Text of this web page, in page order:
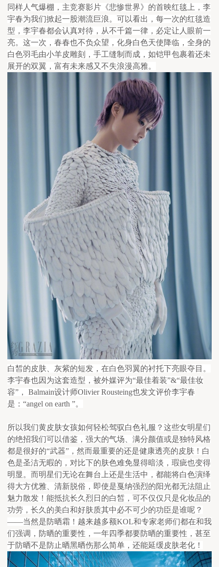
同样人气爆棚，主竞赛影片《悲惨世界》的首映红毯上，李
宇春为我们掀起一股潮流巨浪。可以看出，每一次的红毯造
型，李宇春都会认真对待，从不千篇一律，必定让人眼前一
亮。这一次，春春也不负众望，化身白色天使降临，全身的
白色羽毛由小羊皮雕刻，手工缝制而成，如铠甲包裹着还未
展开的双翼，富有未来感又不失浪漫高雅。
白皙的皮肤、灰紫的短发，在白色羽翼的衬托下亮眼夺目。
李宇春也因为这套造型，被外媒评为“最佳着装”&“最佳妆
容”， Balmain设计师Olivier Rousteing也发文评价李宇春
是：“angel on earth ”。
所以我们黄皮肤女孩如何轻松驾驭白色礼服？这些女明星们
的绝招我们可以借鉴，强大的气场、满分颜值或是独特风格
都是很好的“武器”，然而最重要的还是健康透亮的皮肤！白
色是圣洁无暇的，对比下的肤色难免显得暗淡，瑕疵也变得
明显。而明星们无论在舞台上还是生活中，都能将白色演绎
得大方优雅、清新脱俗，即使是戛纳强烈的阳光都无法阻止
魅力散发！能抵抗长久烈日的白皙，可不仅仅只是化妆品的
功劳，长久的美白和好肤质其中必不可少的功臣是谁呢？
——当然是防晒霜！越来越多额KOL和专家老师们都在和我
们强调，防晒的重要性，一年四季都要防晒的重要性，甚至
于防晒不是防止晒黑晒伤那么简单，还能延缓皮肤老化！